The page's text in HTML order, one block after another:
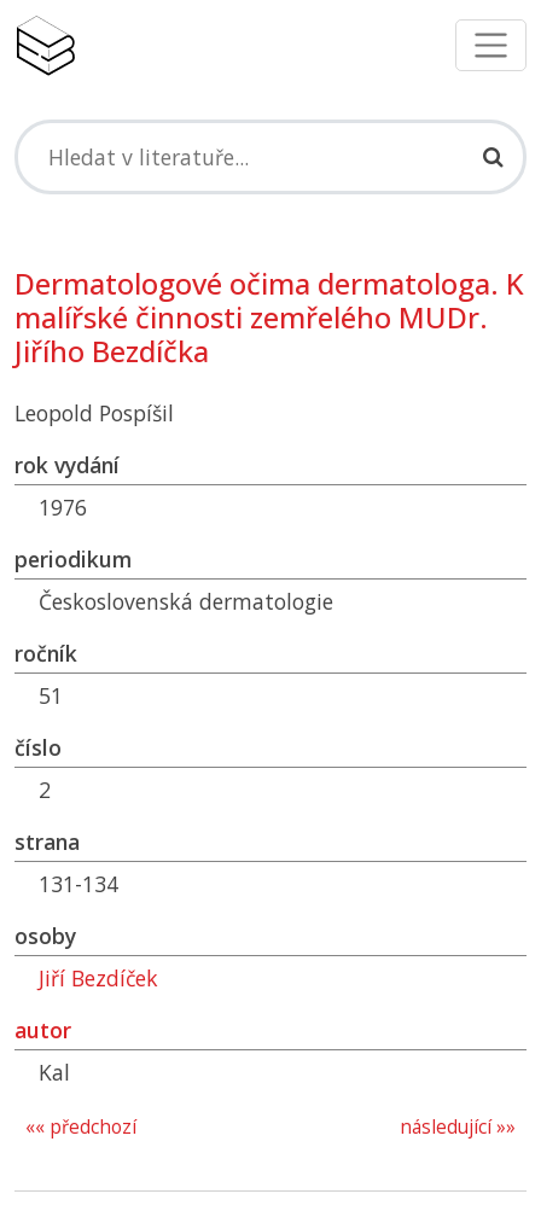
Dermatologové očima dermatologa. K
malířské činnosti zemřelého MUDr.
Jiřího Bezdíčka
Leopold Pospíšil
rok vydání
1976
periodikum
Československá dermatologie
ročník
51
číslo
2
strana
131-134
osoby
Jiří Bezdíček
autor
Kal
následující »»
«« předchozí